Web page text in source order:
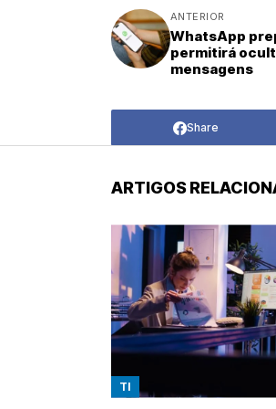
ANTERIOR
WhatsApp
permitirá
mensagens
Share
ARTIGOS
TI